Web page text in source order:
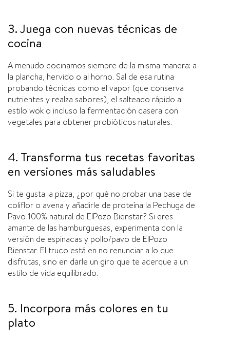
3. Juega con nuevas técnicas de
cocina
A menudo cocinamos siempre de la misma manera: a
la plancha, hervido o al horno. Sal de esa rutina
probando técnicas como el vapor (que conserva
nutrientes y realza sabores), el salteado rápido al
estilo wok o incluso la fermentación casera con
vegetales para obtener probióticos naturales.
4. Transforma tus recetas favoritas
en versiones más saludables
Si te gusta la pizza, ¿por qué no probar una base de
coliflor o avena y añadirle de proteína la Pechuga de
Pavo 100% natural de ElPozo Bienstar? Si eres
amante de las hamburguesas, experimenta con la
versión de espinacas y pollo/pavo de ElPozo
Bienstar. El truco está en no renunciar a lo que
disfrutas, sino en darle un giro que te acerque a un
estilo de vida equilibrado.
5. Incorpora más colores en tu
plato